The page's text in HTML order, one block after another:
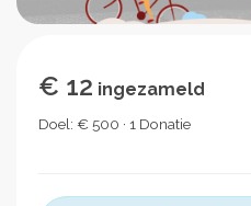
€ 12 ingezameld
Doel: € 500 · 1 Donatie